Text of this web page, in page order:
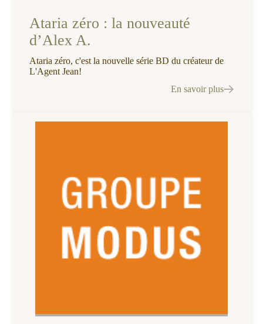
Ataria zéro : la nouveauté
d’Alex A.
Ataria zéro, c'est la nouvelle série BD du créateur de
L'Agent Jean!
En savoir plus